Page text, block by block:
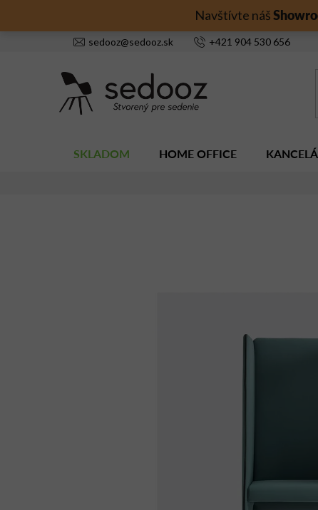
Navštívte náš
sedooz@sedooz.sk +421 904 530 656
SKLADOM HOME OFFICE